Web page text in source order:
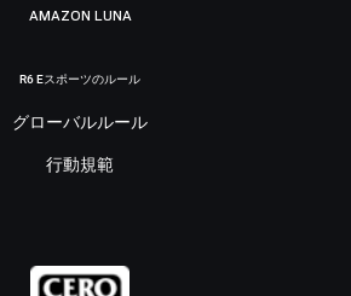
AMAZON LUNA
R6 Eスポーツのルール
グローバルルール
行動規範